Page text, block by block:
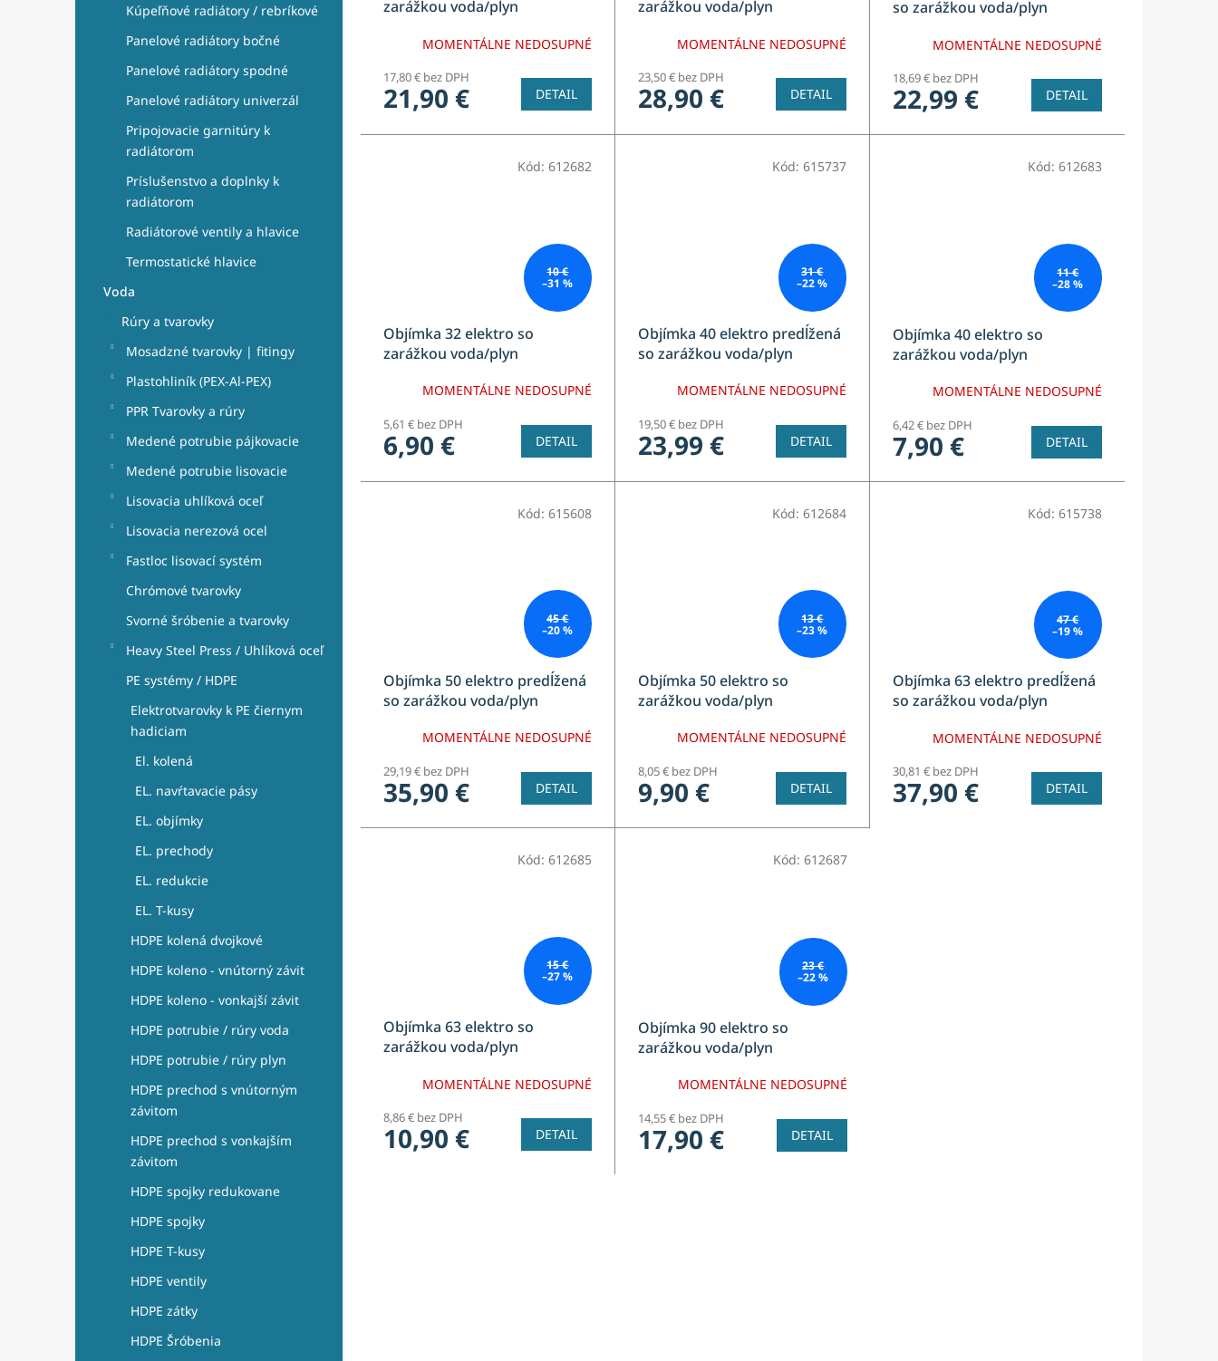
Kúpeľňové radiátory / rebríkové
Panelové radiátory bočné
Panelové radiátory spodné
Panelové radiátory univerzál
Pripojovacie garnitúry k
radiátorom
Príslušenstvo a doplnky k
radiátorom
Radiátorové ventily a hlavice
Termostatické hlavice
Voda
Rúry a tvarovky
Mosadzné tvarovky | fitingy
Plastohliník (PEX-Al-PEX)
PPR Tvarovky a rúry
Medené potrubie pájkovacie
Medené potrubie lisovacie
Lisovacia uhlíková oceľ
Lisovacia nerezová ocel
Fastloc lisovací systém
Chrómové tvarovky
Svorné šróbenie a tvarovky
Heavy Steel Press / Uhlíková oceľ
PE systémy / HDPE
Elektrotvarovky k PE čiernym
hadiciam
El. kolená
EL. navŕtavacie pásy
EL. objímky
EL. prechody
EL. redukcie
EL. T-kusy
HDPE kolená dvojkové
HDPE koleno - vnútorný závit
HDPE koleno - vonkajší závit
HDPE potrubie / rúry voda
HDPE potrubie / rúry plyn
HDPE prechod s vnútorným
závitom
HDPE prechod s vonkajším
závitom
HDPE spojky redukovane
HDPE spojky
HDPE T-kusy
HDPE ventily
HDPE zátky
HDPE Šróbenia
zarážkou voda/plyn
MOMENTÁLNE NEDOSUPNÉ
17,80 € bez DPH
21,90 € DETAIL
zarážkou voda/plyn
MOMENTÁLNE NEDOSUPNÉ
23,50 € bez DPH
28,90 € DETAIL
so zarážkou voda/plyn
MOMENTÁLNE NEDOSUPNÉ
18,69 € bez DPH
22,99 € DETAIL
10 €
–31 %
Objímka 32 elektro so
zarážkou voda/plyn
MOMENTÁLNE NEDOSUPNÉ
5,61 € bez DPH
6,90 € DETAIL
Kód: 612682
31 €
–22 %
Objímka 40 elektro predĺžená
so zarážkou voda/plyn
MOMENTÁLNE NEDOSUPNÉ
19,50 € bez DPH
23,99 € DETAIL
Kód: 615737
11 €
–28 %
Objímka 40 elektro so
zarážkou voda/plyn
MOMENTÁLNE NEDOSUPNÉ
6,42 € bez DPH
7,90 € DETAIL
Kód: 612683
45 €
–20 %
Objímka 50 elektro predĺžená
so zarážkou voda/plyn
MOMENTÁLNE NEDOSUPNÉ
29,19 € bez DPH
35,90 € DETAIL
Kód: 615608
13 €
–23 %
Objímka 50 elektro so
zarážkou voda/plyn
MOMENTÁLNE NEDOSUPNÉ
8,05 € bez DPH
9,90 € DETAIL
Kód: 612684
47 €
–19 %
Objímka 63 elektro predĺžená
so zarážkou voda/plyn
MOMENTÁLNE NEDOSUPNÉ
30,81 € bez DPH
37,90 € DETAIL
Kód: 615738
15 €
–27 %
Objímka 63 elektro so
zarážkou voda/plyn
MOMENTÁLNE NEDOSUPNÉ
8,86 € bez DPH
10,90 € DETAIL
Kód: 612685
23 €
–22 %
Objímka 90 elektro so
zarážkou voda/plyn
MOMENTÁLNE NEDOSUPNÉ
14,55 € bez DPH
17,90 € DETAIL
Kód: 612687